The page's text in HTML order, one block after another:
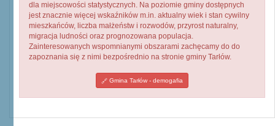
dla miejscowości statystycznych. Na poziomie gminy dostępnych
jest znacznie więcej wskaźników m.in. aktualny wiek i stan cywilny
mieszkańców, liczba małżeństw i rozwodów, przyrost naturalny,
migracja ludności oraz prognozowana populacja.
Zainteresowanych wspomnianymi obszarami zachęcamy do do
zapoznania się z nimi bezpośrednio na stronie gminy Tarłów.
Gmina Tarłów - demogafia